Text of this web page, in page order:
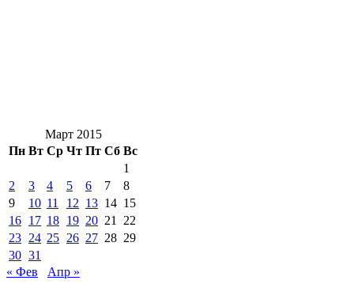
Март 2015
Пн Вт Ср Чт Пт Сб Вс
1
2
3 4 5 6 7
8
9
10 11 12 13 14 15
16 17 18 19 20 21
22
23 24 25 26 27 28 29
30 31
« Фев
Апр »